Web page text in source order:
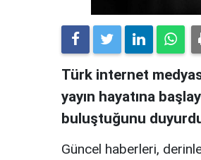
Türk internet
yayın hayatına
buluştuğunu
Güncel haberleri,